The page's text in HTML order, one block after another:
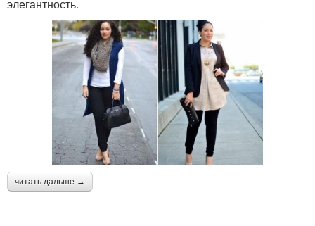
элегантность.
читать дальше →